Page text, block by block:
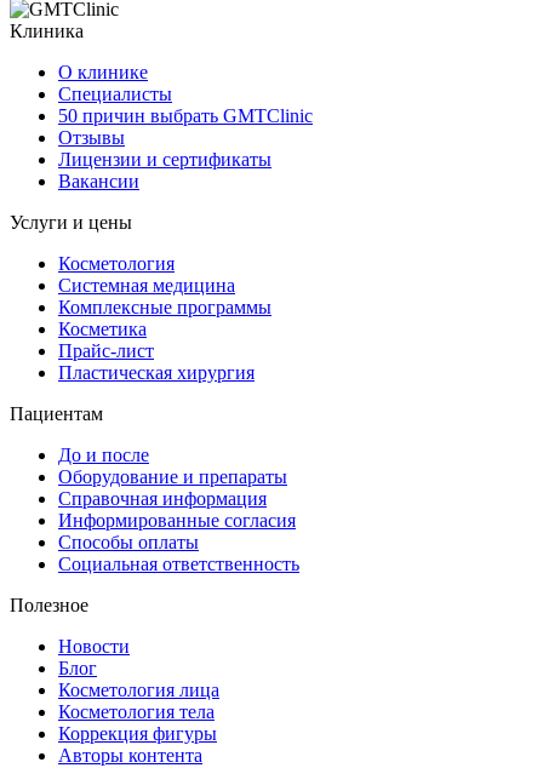
Клиника
О клинике
Специалисты
50 причин выбрать GMTClinic
Отзывы
Лицензии и сертификаты
Вакансии
Услуги и цены
Косметология
Системная медицина
Комплексные программы
Косметика
Прайс-лист
Пластическая хирургия
Пациентам
До и после
Оборудование и препараты
Справочная информация
Информированные согласия
Способы оплаты
Социальная ответственность
Полезное
Новости
Блог
Косметология лица
Косметология тела
Коррекция фигуры
Авторы контента